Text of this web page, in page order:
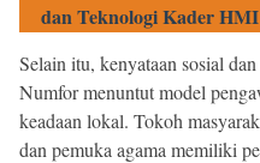
dan Teknologi Kader HMI
Selain itu, kenyataan sosial
Numfor menuntut model
keadaan lokal. Tokoh
dan pemuka agama memiliki